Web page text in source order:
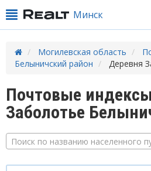
Минск
Могилевская область
Белыничский район
Деревня
Почтовые
Заболотье
Поиск по названию населенного